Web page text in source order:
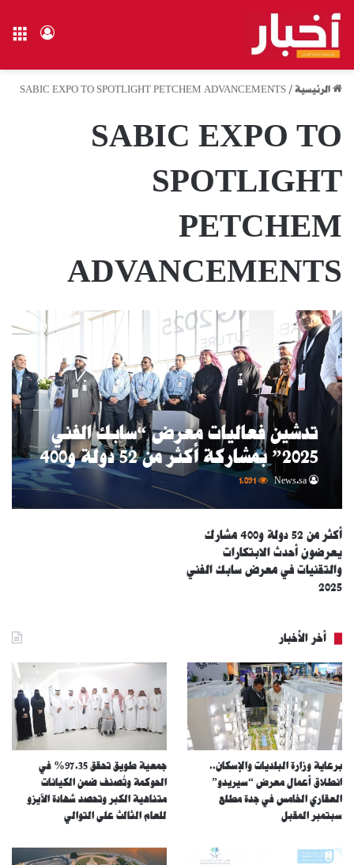
تسجيل
الرئيسية /
SABIC EXPO TO SPOTLIGHT PETCHEM ADVANCEMENTS
SABIC EXPO TO
SPOTLIGHT
PETCHEM
ADVANCEMENTS
تدشين فعاليات معرض “سابك الفني
2025” بمشاركة أكثر من 52 دولة و400
مشارك
News.sa 1٬091
أكثر من 52 دولة و400 مشارك
يعرضون أحدث الابتكارات
والتقنيات في معرض سابك الفني
2025
أخر الأخبار
برعاية وزارة البلديات والإسكان..
انطلاق أعمال معرض “سيريدو”
العقاري الخامس في جدة مطلع
سبتمبر المقبل
جمعية طويق تحقق 97.35% في
الحوكمة وتُصنف ضمن الكيانات
متناهية الكبر وتحصد شهادة الآيزو
للعام الثالث على التوالي